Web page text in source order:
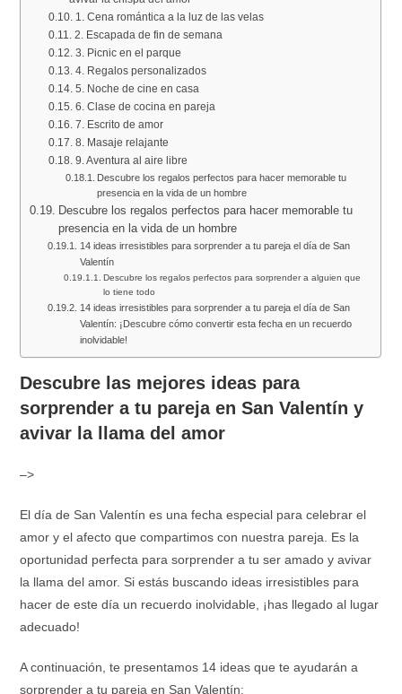
1. Cena romántica a la luz de las velas
2. Escapada de fin de semana
3. Picnic en el parque
4. Regalos personalizados
5. Noche de cine en casa
6. Clase de cocina en pareja
7. Escrito de amor
8. Masaje relajante
9. Aventura al aire libre
Descubre los regalos perfectos para hacer memorable tu
presencia en la vida de un hombre
Descubre los regalos perfectos para hacer memorable tu
presencia en la vida de un hombre
14 ideas irresistibles para sorprender a tu pareja el día de San
Valentín
Descubre los regalos perfectos para sorprender a alguien que
lo tiene todo
14 ideas irresistibles para sorprender a tu pareja el día de San
Valentín: ¡Descubre cómo convertir esta fecha en un recuerdo
inolvidable!
Descubre las mejores ideas para
sorprender a tu pareja en San Valentín y
avivar la llama del amor
–>
El día de San Valentín es una fecha especial para celebrar el
amor y el afecto que compartimos con nuestra pareja. Es la
oportunidad perfecta para sorprender a tu ser amado y avivar
la llama del amor. Si estás buscando ideas irresistibles para
hacer de este día un recuerdo inolvidable, ¡has llegado al lugar
adecuado!
A continuación, te presentamos 14 ideas que te ayudarán a
sorprender a tu pareja en San Valentín: